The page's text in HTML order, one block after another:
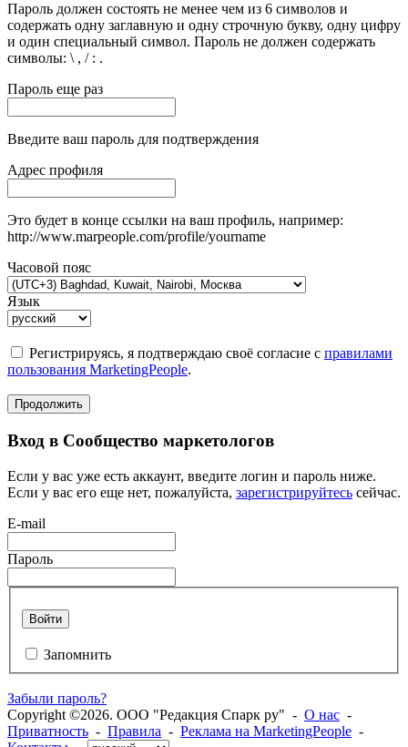
Пароль должен состоять не менее чем из 6 символов и
содержать одну заглавную и одну строчную букву, одну цифру
и один специальный символ. Пароль не должен содержать
символы: \ , / : .
Пароль еще раз
Введите ваш пароль для подтверждения
Адрес профиля
Это будет в конце ссылки на ваш профиль, например:
http://www.marpeople.com/profile/yourname
Часовой пояс
Язык
Регистрируясь, я подтверждаю своё согласие с правилами
пользования MarketingPeople.
Продолжить
Вход в Сообщество маркетологов
Если у вас уже есть аккаунт, введите логин и пароль ниже.
Если у вас его еще нет, пожалуйста, зарегистрируйтесь сейчас.
E-mail
Пароль
Войти
Запомнить
Забыли пароль?
Copyright ©2026. ООО "Редакция Спарк ру" - О нас -
Приватность - Правила - Реклама на MarketingPeople -